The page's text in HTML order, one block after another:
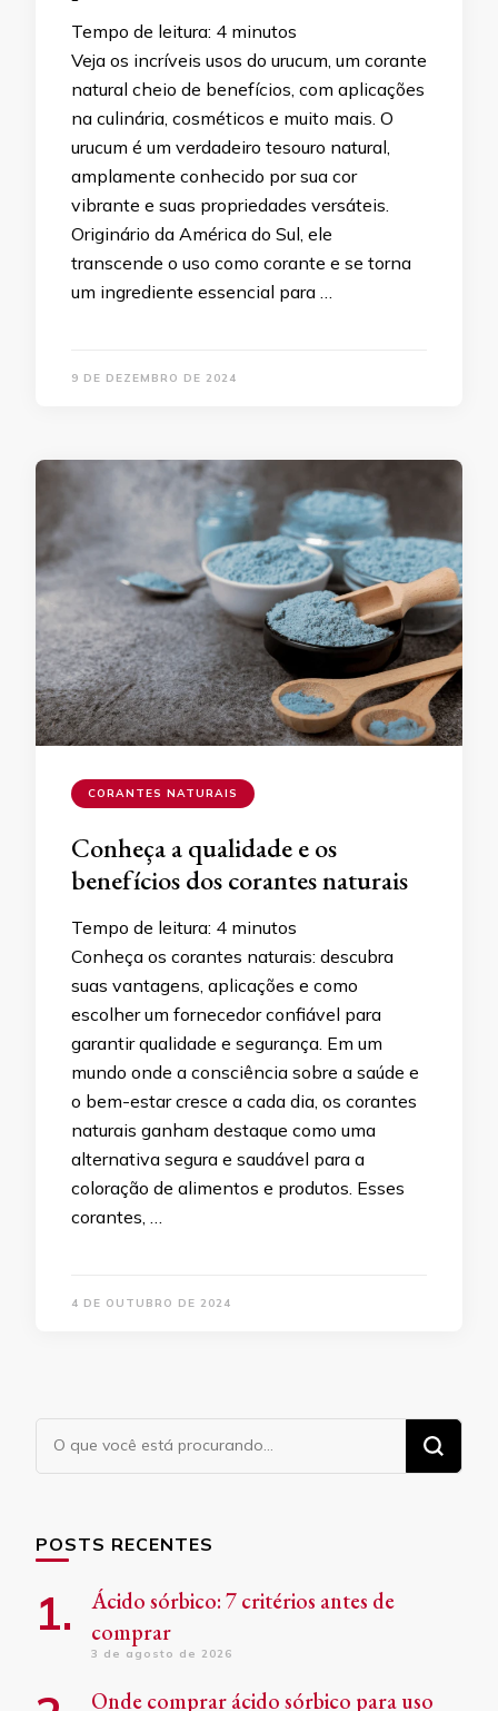
Tempo de leitura: 4 minutos
Veja os incríveis usos do urucum, um corante
natural cheio de benefícios, com aplicações
na culinária, cosméticos e muito mais. O
urucum é um verdadeiro tesouro natural,
amplamente conhecido por sua cor
vibrante e suas propriedades versáteis.
Originário da América do Sul, ele
transcende o uso como corante e se torna
um ingrediente essencial para …
9 DE DEZEMBRO DE 2024
CORANTES NATURAIS
Conheça a qualidade e os
benefícios dos corantes naturais
Tempo de leitura: 4 minutos
Conheça os corantes naturais: descubra
suas vantagens, aplicações e como
escolher um fornecedor confiável para
garantir qualidade e segurança. Em um
mundo onde a consciência sobre a saúde e
o bem-estar cresce a cada dia, os corantes
naturais ganham destaque como uma
alternativa segura e saudável para a
coloração de alimentos e produtos. Esses
corantes, …
4 DE OUTUBRO DE 2024
Procurando
algo?
POSTS RECENTES
Ácido sórbico: 7 critérios antes de
comprar
3 de agosto de 2026
Onde comprar ácido sórbico para uso